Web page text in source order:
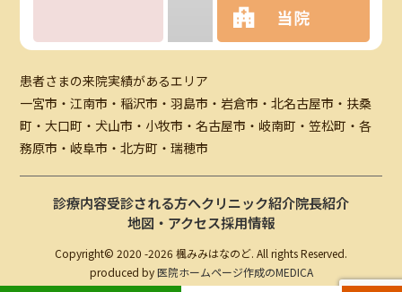
患者さまの来院実績があるエリア
一宮市・江南市・稲沢市・羽島市・岩倉市・北名古屋市・扶桑
町・大口町・犬山市・小牧市・名古屋市・岐南町・笠松町・各
務原市・岐阜市・北方町・瑞穂市
診療内容受診される方へクリニック紹介院長紹介
地図・アクセス採用情報
Copyright© 2020 -2026 楓みみはなのど. All rights Reserved.
produced by医院ホームページ作成のMEDICA